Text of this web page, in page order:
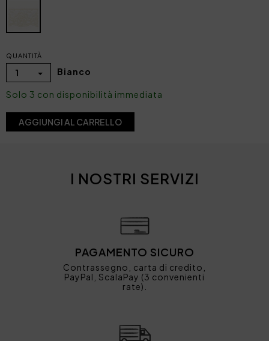
QUANTITÀ
1 Bianco
Solo 3 con disponibilità immediata
AGGIUNGI AL CARRELLO
I NOSTRI SERVIZI
PAGAMENTO SICURO
Contrassegno, carta di credito,
PayPal, ScalaPay (3 convenienti
rate).